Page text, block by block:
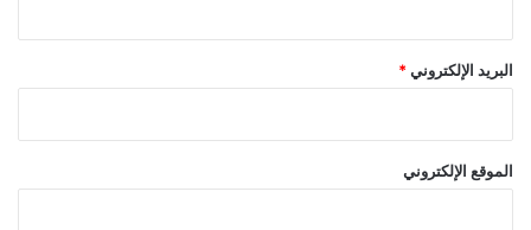
البريد الإلكتروني*
الموقع الإلكتروني